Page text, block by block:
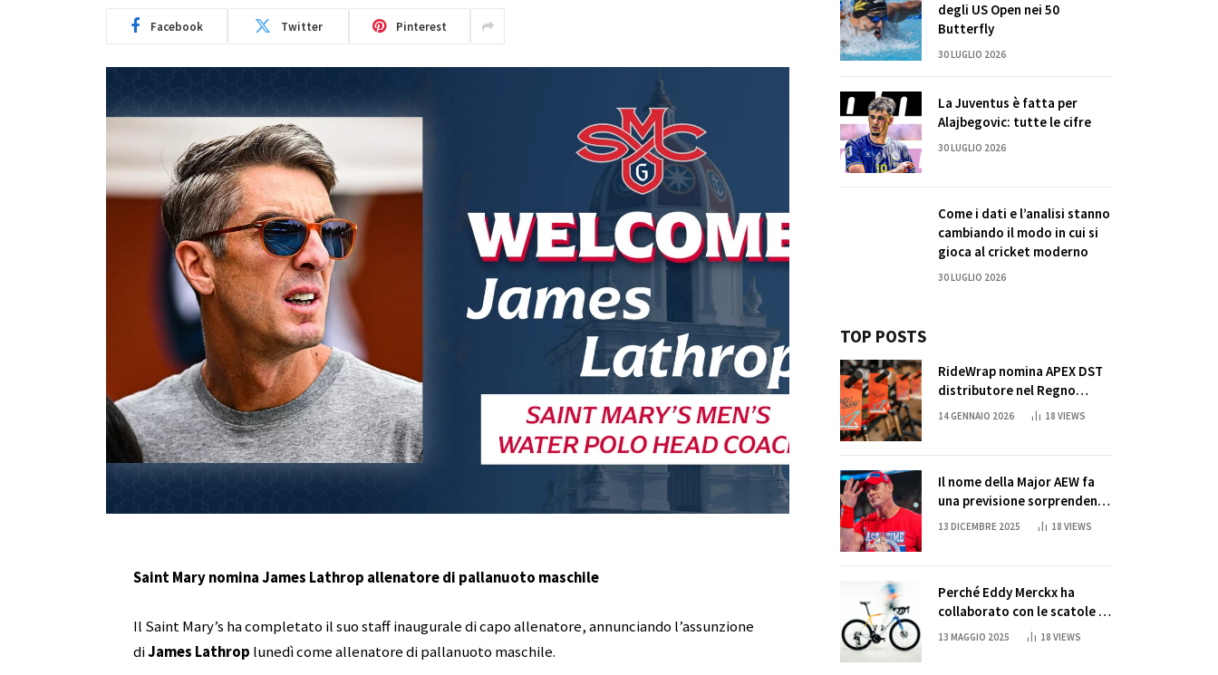
Facebook Twitter Pinterest
Saint Mary nomina James Lathrop allenatore di pallanuoto maschile
Il Saint Mary’s ha completato il suo staff inaugurale di capo allenatore, annunciando l’assunzione
diJames Lathrop lunedì come allenatore di pallanuoto maschile.
degli US Open nei 50
Butterfly
30 LUGLIO 2026
La Juventus è fatta per
Alajbegovic: tutte le cifre
30 LUGLIO 2026
Come i dati e l’analisi stanno
cambiando il modo in cui si
gioca al cricket moderno
30 LUGLIO 2026
TOP POSTS
RideWrap nomina APEX DST
distributore nel Regno
Unito
14 GENNAIO 2026 18 VIEWS
Il nome della Major AEW fa
una previsione sorprendente
per la partita di ritiro di
13 DICEMBRE 2025 18 VIEWS
Perché Eddy Merckx ha
collaborato con le scatole di
succo di Sun Capri
13 MAGGIO 2025 18 VIEWS